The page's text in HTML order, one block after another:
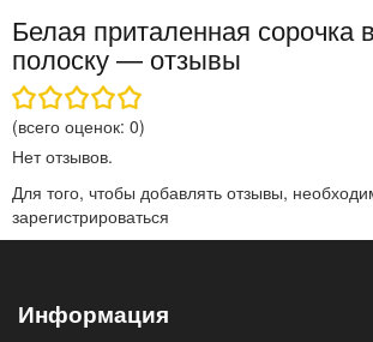
Белая приталенная сорочка
полоску — отзывы
(всего оценок: 0)
Нет отзывов.
Для того, чтобы добавлять отзывы,
зарегистрироваться
Информация